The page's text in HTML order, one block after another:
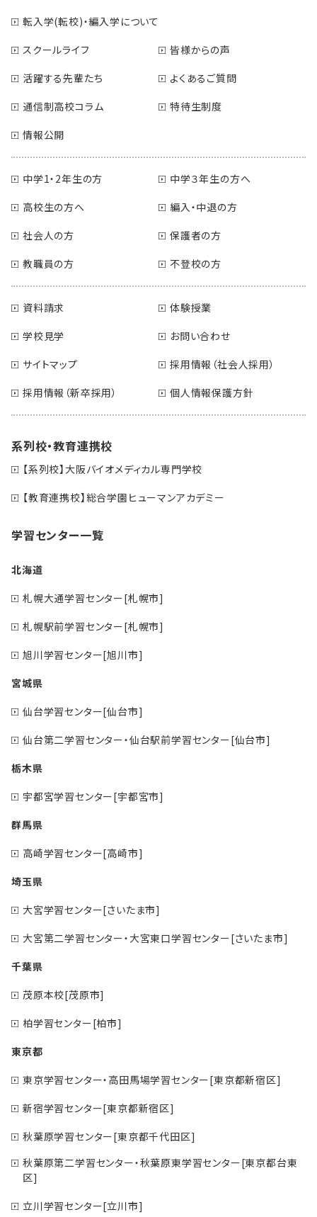
転入学(転校)・編入学について
スクールライフ
皆様からの声
活躍する先輩たち
よくあるご質問
通信制高校コラム
特待生制度
情報公開
中学1・2年生の方
中学３年生の方へ
高校生の方へ
編入・中退の方
社会人の方
保護者の方
教職員の方
不登校の方
資料請求
体験授業
学校見学
お問い合わせ
サイトマップ
採用情報（社会人採用）
採用情報（新卒採用）
個人情報保護方針
系列校・教育連携校
【系列校】大阪バイオメディカル専門学校
【教育連携校】総合学園ヒューマンアカデミー
学習センター一覧
北海道
札幌大通学習センター[札幌市]
札幌駅前学習センター[札幌市]
旭川学習センター[旭川市]
宮城県
仙台学習センター[仙台市]
仙台第二学習センター・仙台駅前学習センター[仙台市]
栃木県
宇都宮学習センター[宇都宮市]
群馬県
高崎学習センター[高崎市]
埼玉県
大宮学習センター[さいたま市]
大宮第二学習センター・大宮東口学習センター[さいたま市]
千葉県
茂原本校[茂原市]
柏学習センター[柏市]
東京都
東京学習センター・高田馬場学習センター[東京都新宿区]
新宿学習センター[東京都新宿区]
秋葉原学習センター[東京都千代田区]
秋葉原第二学習センター・秋葉原東学習センター[東京都台東
区]
立川学習センター[立川市]